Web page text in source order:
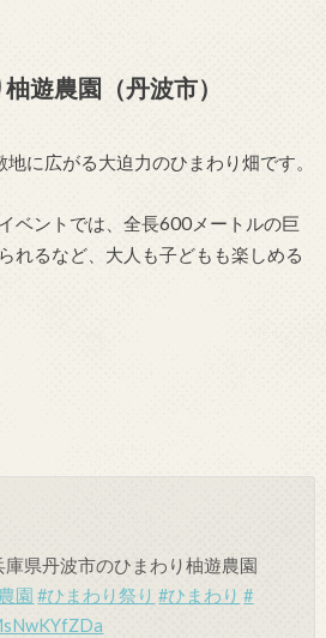
遊農園（丹波市）
に広がる大迫力のひまわり畑です。
ベントでは、全長600メートルの巨
れるなど、大人も子どもも楽しめる
県丹波市のひまわり柚遊農園
園 #ひまわり祭り #ひまわり #